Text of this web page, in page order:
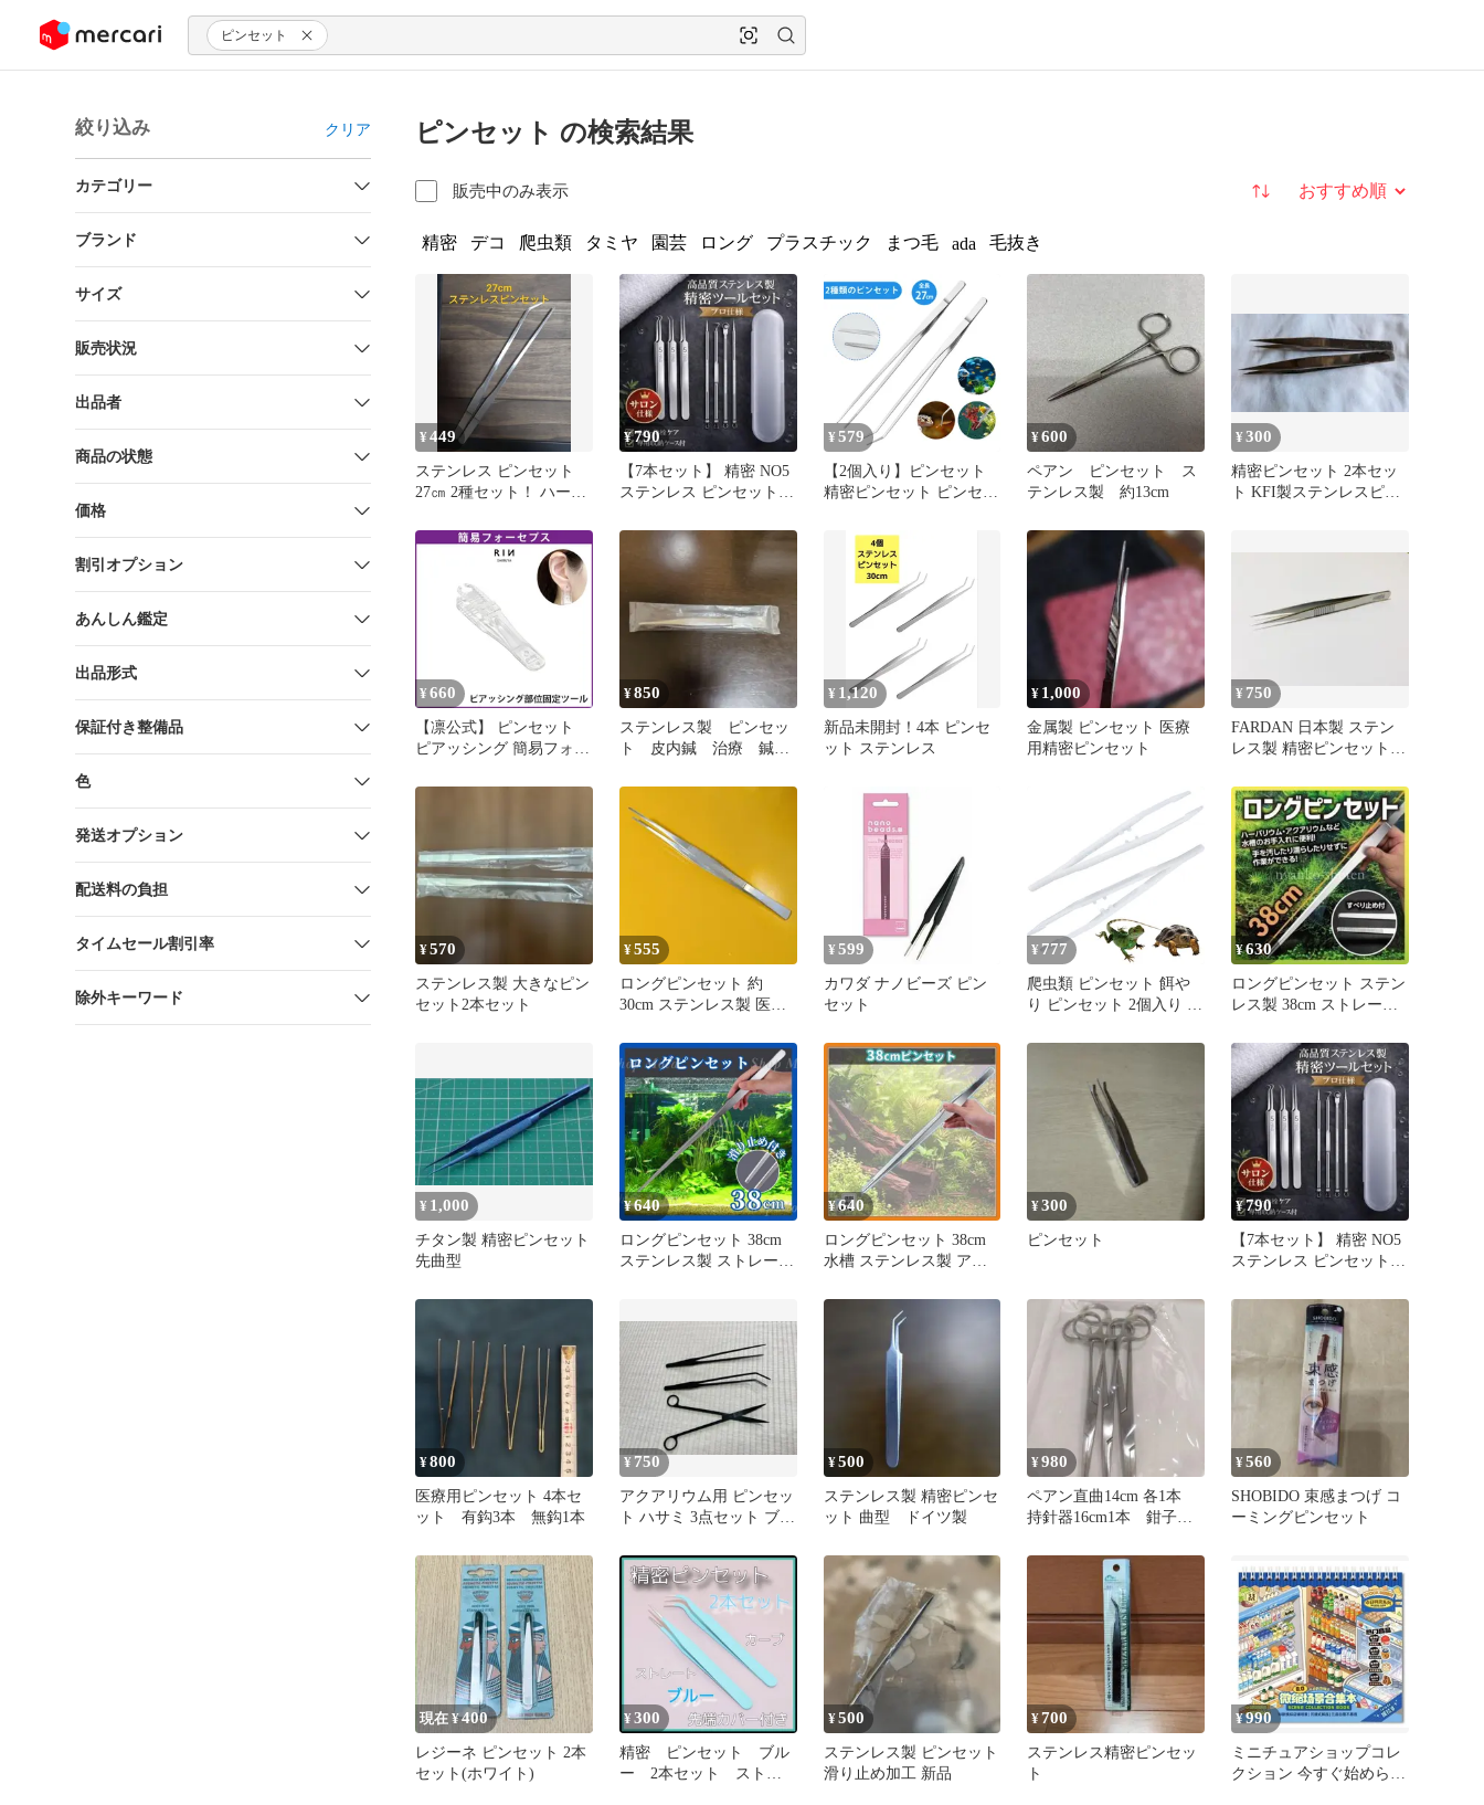
ツにスキップ ピンセット
絞り込み クリア
カテゴリー
ブランド
サイズ
販売状況
出品者
商品の状態
価格
割引オプション
あんしん鑑定
出品形式
保証付き整備品
色
発送オプション
配送料の負担
タイムセール割引率
除外キーワード
ピンセット の検索結果
販売中のみ表示 並び替え
精密 デコ 爬虫類 タミヤ 園芸 ロング プラスチック まつ毛 ada 毛抜き
¥449
ステンレス ピンセット
27㎝ 2種セット！ ハーバ
¥790
【7本セット】 精密 NO5
ステンレス ピンセット
¥ 579
【2個入り】ピンセット
精密ピンセット ピンセッ
水草ピンセット ステンレ
ス 直頭+湾曲頭 水族造景
工具セット 水草植え付け
メンテナンス ゴミ取り
¥600
ペアン ピンセット ス
テンレス製 約13cm
¥300
精密ピンセット 2本セッ
ト KFI製ステンレスピン
¥ 660
【凛公式】 ピンセット
ピアッシング 簡易フォー
チック製 ボディピアス用
ール クリップタイプ セ
ルフピアッシング ニード
ル ピアッシング補助ツー
ィーピアス
¥850
ステンレス製 ピンセッ
ト 皮内鍼 治療 鍼
¥ 1,120
新品未開封！4本 ピンセ
ット ステンレス
¥ 1,000
金属製 ピンセット 医療
用精密ピンセット
¥ 750
FARDAN 日本製 ステン
レス製 精密ピンセット
¥570
ステンレス製 大きなピン
セット2本セット
¥555
ロングピンセット 約
30cm ステンレス製 医療
¥ 599
カワダ ナノビーズ ピン
セット
¥ 777
爬虫類 ピンセット 餌や
り ピンセット 2個入り 安
給餌クリップ 昆虫 蜥蜴
¥630
ロングピンセット ステン
レス製 38cm ストレート
ム
¥ 1,000
チタン製 精密ピンセット
先曲型
¥640
ロングピンセット 38cm
ステンレス製 ストレート
槽 手入れ
¥640
ロングピンセット 38cm
水槽 ステンレス製 アク
¥300
ピンセット
¥790
【7本セット】 精密 NO5
ステンレス ピンセット
¥800
医療用ピンセット 4本セ
ット 有鈎3本 無鈎1本
¥ 750
アクアリウム用 ピンセッ
ト ハサミ 3点セット ブラ
¥500
ステンレス製 精密ピンセ
ット 曲型 ドイツ製
¥980
ペアン直曲14cm 各1本
持針器16cm1本 鉗子
¥560
SHOBIDO 束感まつげ コ
ーミングピンセット
現在 ¥400
レジーネ ピンセット 2本
セット(ホワイト)
¥300
精密 ピンセット ブル
ー 2本セット ストレ
¥500
ステンレス製 ピンセット
滑り止め加工 新品
¥700
ステンレス精密ピンセッ
ト
¥990
ミニチュアショップコレ
クション 今すぐ始められ